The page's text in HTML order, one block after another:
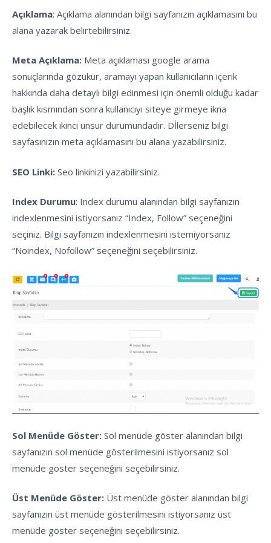
Açıklama: Açıklama alanından bilgi sayfanızın açıklamasını bu
alana yazarak belirtebilirsiniz.
Meta Açıklama: Meta açıklaması google arama
sonuçlarında gözükür, aramayı yapan kullanıcıların içerik
hakkında daha detaylı bilgi edinmesi için önemli olduğu kadar
başlık kısmından sonra kullanıcıyı siteye girmeye ikna
edebilecek ikinci unsur durumundadır. Dİlerseniz bilgi
sayfasınızın meta açıklamasını bu alana yazabilirsiniz.
SEO Linki: Seo linkinizi yazabilirsiniz.
Index Durumu: Index durumu alanından bilgi sayfanızın
indexlenmesini istiyorsanız “Index, Follow” seçeneğini
seçiniz. Bilgi sayfanızın indexlenmesini istemiyorsanız
“Noindex, Nofollow” seçeneğini seçebilirsiniz.
Sol Menüde Göster: Sol menüde göster alanından bilgi
sayfanızın sol menüde gösterilmesini istiyorsanız sol
menüde göster seçeneğini seçebilirsiniz.
Üst Menüde Göster: Üst menüde göster alanından bilgi
sayfanızın üst menüde gösterilmesini istiyorsanız üst
menüde göster seçeneğini seçebilirsiniz.